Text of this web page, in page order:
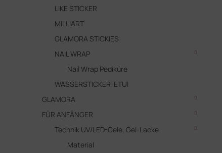
LIKE STICKER
MILLIART
GLAMORA STICKIES
NAIL WRAP
Nail Wrap Pediküre
WASSERSTICKER-ETUI
GLAMORA
FÜR ANFÄNGER
Technik UV/LED-Gele, Gel-Lacke
Material